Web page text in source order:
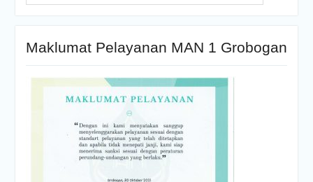
Maklumat Pelayanan MAN 1 Grobogan